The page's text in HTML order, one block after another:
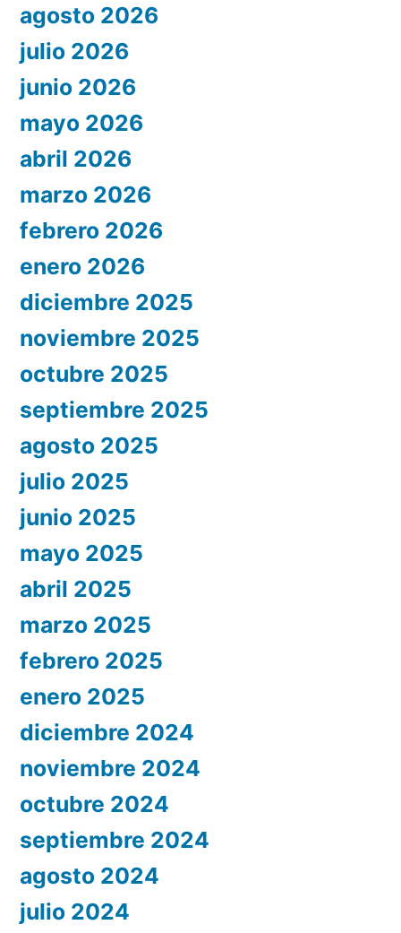
agosto 2026
julio 2026
junio 2026
mayo 2026
abril 2026
marzo 2026
febrero 2026
enero 2026
diciembre 2025
noviembre 2025
octubre 2025
septiembre 2025
agosto 2025
julio 2025
junio 2025
mayo 2025
abril 2025
marzo 2025
febrero 2025
enero 2025
diciembre 2024
noviembre 2024
octubre 2024
septiembre 2024
agosto 2024
julio 2024